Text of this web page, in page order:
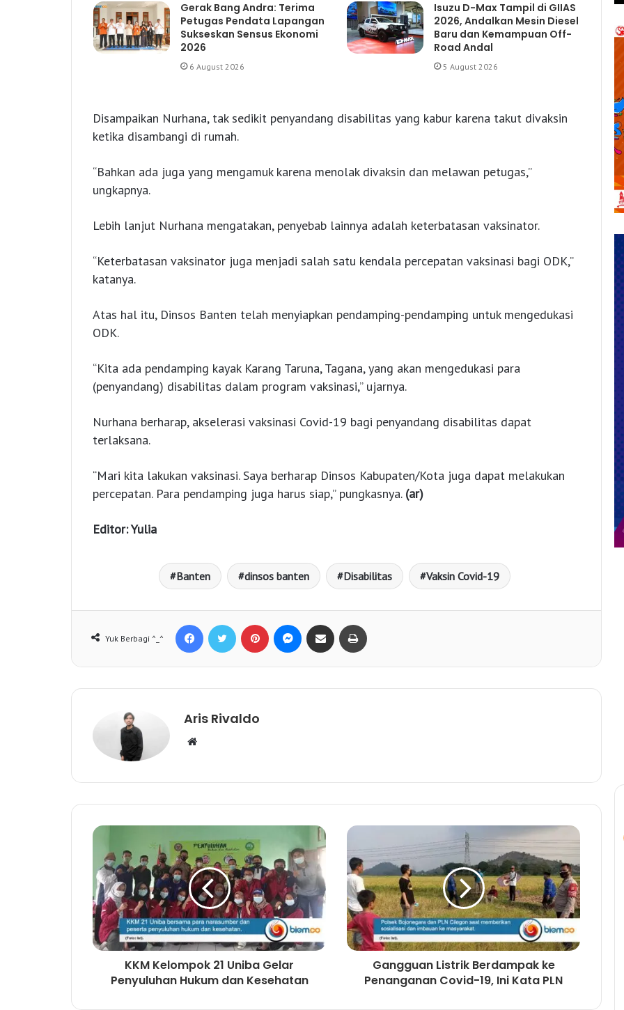
Gerak Bang Andra: Terima
Petugas Pendata Lapangan
Sukseskan Sensus Ekonomi
2026
6 August 2026
Isuzu D-Max Tampil di GIIAS
2026, Andalkan Mesin Diesel
Baru dan Kemampuan Off-
Road Andal
5 August 2026
Disampaikan Nurhana, tak sedikit penyandang disabilitas yang kabur karena takut divaksin
ketika disambangi di rumah.
“Bahkan ada juga yang mengamuk karena menolak divaksin dan melawan petugas,”
ungkapnya.
Lebih lanjut Nurhana mengatakan, penyebab lainnya adalah keterbatasan vaksinator.
“Keterbatasan vaksinator juga menjadi salah satu kendala percepatan vaksinasi bagi ODK,”
katanya.
Atas hal itu, Dinsos Banten telah menyiapkan pendamping-pendamping untuk mengedukasi
ODK.
“Kita ada pendamping kayak Karang Taruna, Tagana, yang akan mengedukasi para
(penyandang) disabilitas dalam program vaksinasi,” ujarnya.
Nurhana berharap, akselerasi vaksinasi Covid-19 bagi penyandang disabilitas dapat
terlaksana.
“Mari kita lakukan vaksinasi. Saya berharap Dinsos Kabupaten/Kota juga dapat melakukan
percepatan. Para pendamping juga harus siap,” pungkasnya. (ar)
Editor: Yulia
Banten dinsos banten Disabilitas Vaksin Covid-19
Yuk Berbagi ^_^
Aris Rivaldo
t
e
KKM Kelompok 21 Uniba Gelar
Penyuluhan Hukum dan Kesehatan
Gangguan Listrik Berdampak ke
Penanganan Covid-19, Ini Kata PLN